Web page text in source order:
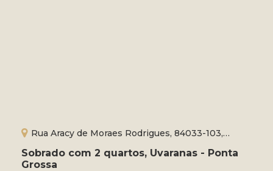
Sobrado com 2 quartos, Uvaranas - Ponta
Grossa
Rua Aracy de Moraes Rodrigues, 84033-103,
Uvaranas, Ponta Grossa, Paraná, Brasil